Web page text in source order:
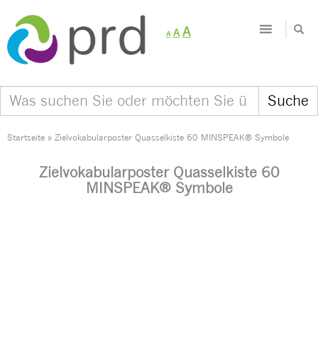
A
Decrease
font
A Reset
AIncrease
Startseite » Zielvokabularposter Quasselkiste 60 MINSPEAK® Symbole
Zielvokabularposter Quasselkiste 60
MINSPEAK® Symbole